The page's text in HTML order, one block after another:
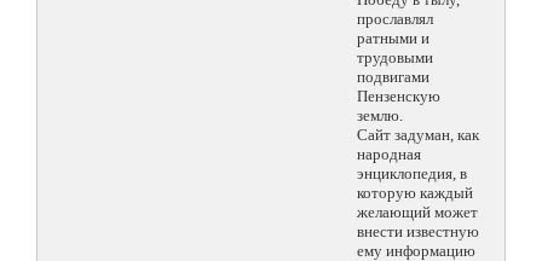
прославлял
ратными и
трудовыми
подвигами
Пензенскую
землю.
Сайт задуман, как
народная
энциклопедия, в
которую каждый
желающий может
внести известную
ему информацию